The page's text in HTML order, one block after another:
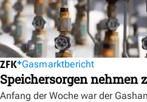
Gasmarktbericht
Speichersorgen nehmen
Anfang der Woche war der